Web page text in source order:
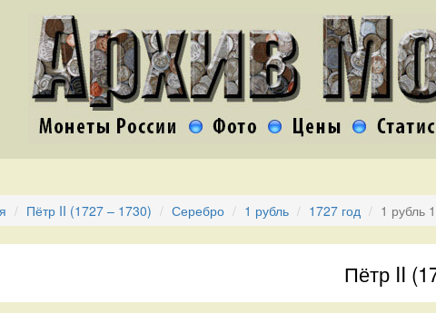
Пётр II (1727 – 1730) Серебро 1 рубль 1727 год 1 рубль
Пётр II